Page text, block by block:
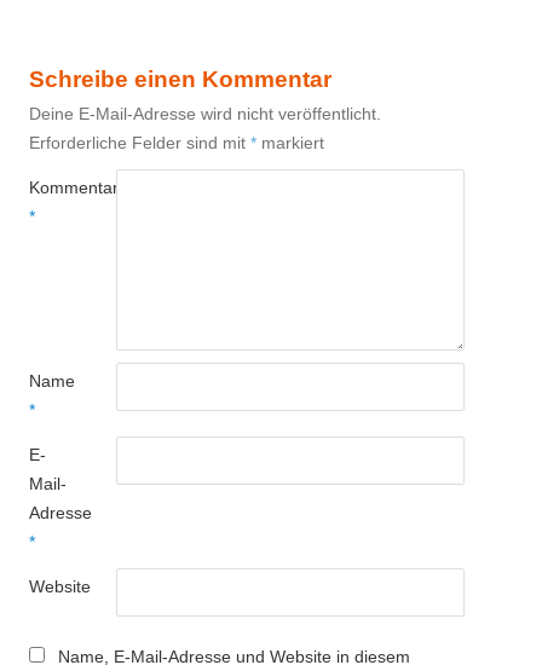
Schreibe einen Kommentar
Deine E-Mail-Adresse wird nicht veröffentlicht.
Erforderliche Felder sind mit * markiert
Kommentar
*
Name
*
E-
Mail-
Adresse
*
Website
Name, E-Mail-Adresse und Website in diesem